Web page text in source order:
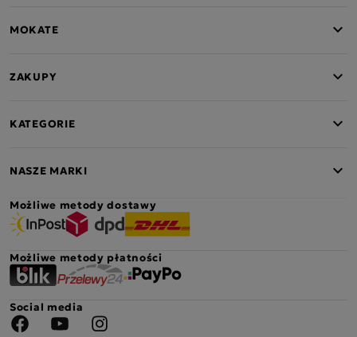
MOKATE
ZAKUPY
KATEGORIE
NASZE MARKI
Możliwe metody dostawy
Możliwe metody płatności
Social media